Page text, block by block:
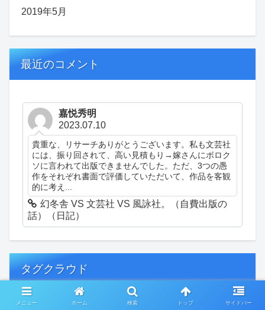
2019年5月
最近のコメント
嘉悦秀明
2023.07.10
貴重な、リサーチありがとうございます。私も文芸社
には、振り回されて、高い見積もり→嫁さんにボロク
ソに言われて出版できませんでした。ただ、3つの愚
作をそれぞれ書面で評価していただいて、作品を客観
的に考え...
幻冬舎 VS 文芸社 VS 風詠社。（自費出版の
話）（日記）
タグクラウド
メニュー ホーム 検索 トップ サイドバー